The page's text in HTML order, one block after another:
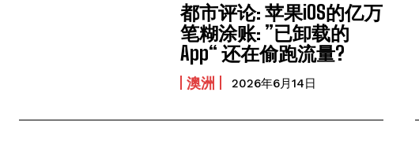
都市评论: 苹果iOS的亿万
笔糊涂账: ”已卸载的
App“ 还在偷跑流量?
澳洲 2026年6月14日